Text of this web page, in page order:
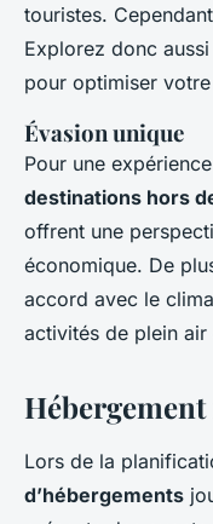
touristes.
Explorez donc
pour optimiser
Évasion unique
Pour une
destinations hors
offrent une
économique. De
accord avec le
activités de plein air
Lors de la
d’hébergements